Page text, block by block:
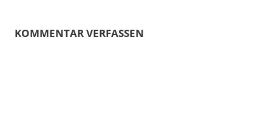
KOMMENTAR VERFASSEN